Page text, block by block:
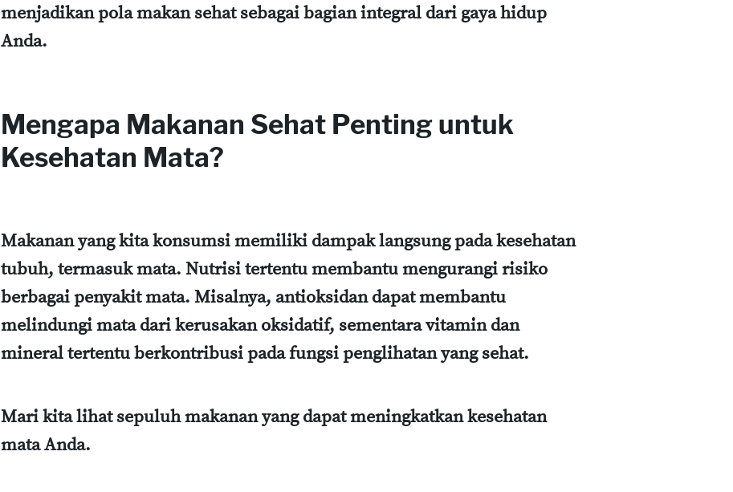
menjadikan pola makan sehat sebagai bagian integral dari gaya hidup
Anda.
Mengapa Makanan Sehat Penting untuk
Kesehatan Mata?
Makanan yang kita konsumsi memiliki dampak langsung pada kesehatan
tubuh, termasuk mata. Nutrisi tertentu membantu mengurangi risiko
berbagai penyakit mata. Misalnya, antioksidan dapat membantu
melindungi mata dari kerusakan oksidatif, sementara vitamin dan
mineral tertentu berkontribusi pada fungsi penglihatan yang sehat.
Mari kita lihat sepuluh makanan yang dapat meningkatkan kesehatan
mata Anda.